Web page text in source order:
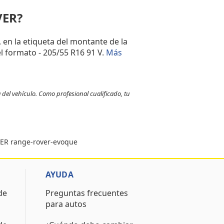
la etiqueta del montante de la
- 205/55 R16 91 V. Más
vehículo. Como profesional cualificado, tu
range-rover-evoque
AYUDA
Preguntas frecuentes
para autos